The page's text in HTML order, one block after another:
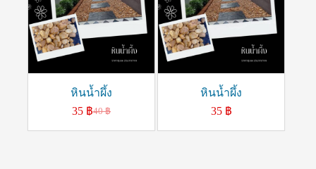
หินน้ำผึ้ง
40฿
35 ฿
หินน้ำผึ้ง
35 ฿